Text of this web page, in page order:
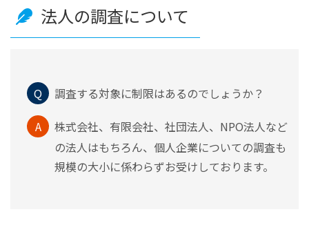
法人の調査について
Q
調査する対象に制限はあるのでしょうか？
A
株式会社、有限会社、社団法人、NPO法人など
の法人はもちろん、個人企業についての調査も
規模の大小に係わらずお受けしております。